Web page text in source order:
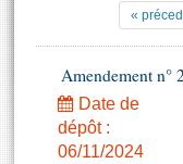
Projets de loi
Propositions de loi
Amendements
Textes adoptés
Documents de
( Constitution |
Histoire
Juniors
La Bibliothèque
Contacts et plan
Photos libres
«
Amendement n°
Date de
dépôt :
06/11/2024